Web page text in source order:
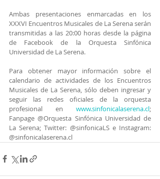
Ambas presentaciones enmarcadas en los
XXXVI Encuentros Musicales de La Serena serán
transmitidas a las 20:00 horas desde la página
de Facebook de la Orquesta Sinfónica
Universidad de La Serena.
Para obtener mayor información sobre el
calendario de actividades de los Encuentros
Musicales de La Serena, sólo deben ingresar y
seguir las redes oficiales de la orquesta
profesional en www.sinfonicalaserena.cl;
Fanpage @Orquesta Sinfónica Universidad de
La Serena; Twitter: @sinfonicaLS e Instagram:
@sinfonicalaserena.cl